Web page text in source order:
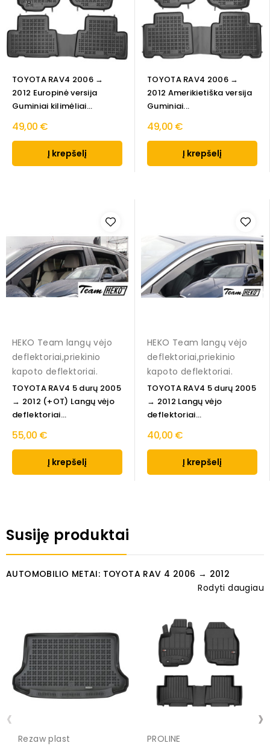
TOYOTA RAV4 2006 →
2012 Europinė versija
Guminiai kilimėliai...
49,00 €
Į krepšelį
TOYOTA RAV4 2006 →
2012 Amerikietiška versija
Guminiai...
49,00 €
Į krepšelį
HEKO Team langų vėjo
deflektoriai,priekinio
kapoto deflektoriai.
TOYOTA RAV4 5 durų 2005
→ 2012 (+OT) Langų vėjo
deflektoriai...
55,00 €
Į krepšelį
HEKO Team langų vėjo
deflektoriai,priekinio
kapoto deflektoriai.
TOYOTA RAV4 5 durų 2005
→ 2012 Langų vėjo
deflektoriai...
40,00 €
Į krepšelį
Susiję produktai
AUTOMOBILIO METAI: TOYOTA RAV 4 2006 → 2012
Rodyti daugiau
Rezaw plast PROLINE
‹ ›